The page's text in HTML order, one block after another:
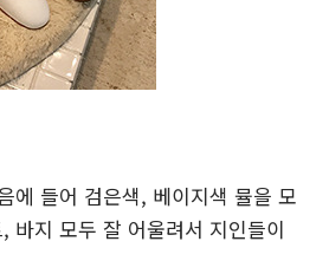
에 들어 검은색, 베이지색 뮬을 모
바지 모두 잘 어울려서 지인들이